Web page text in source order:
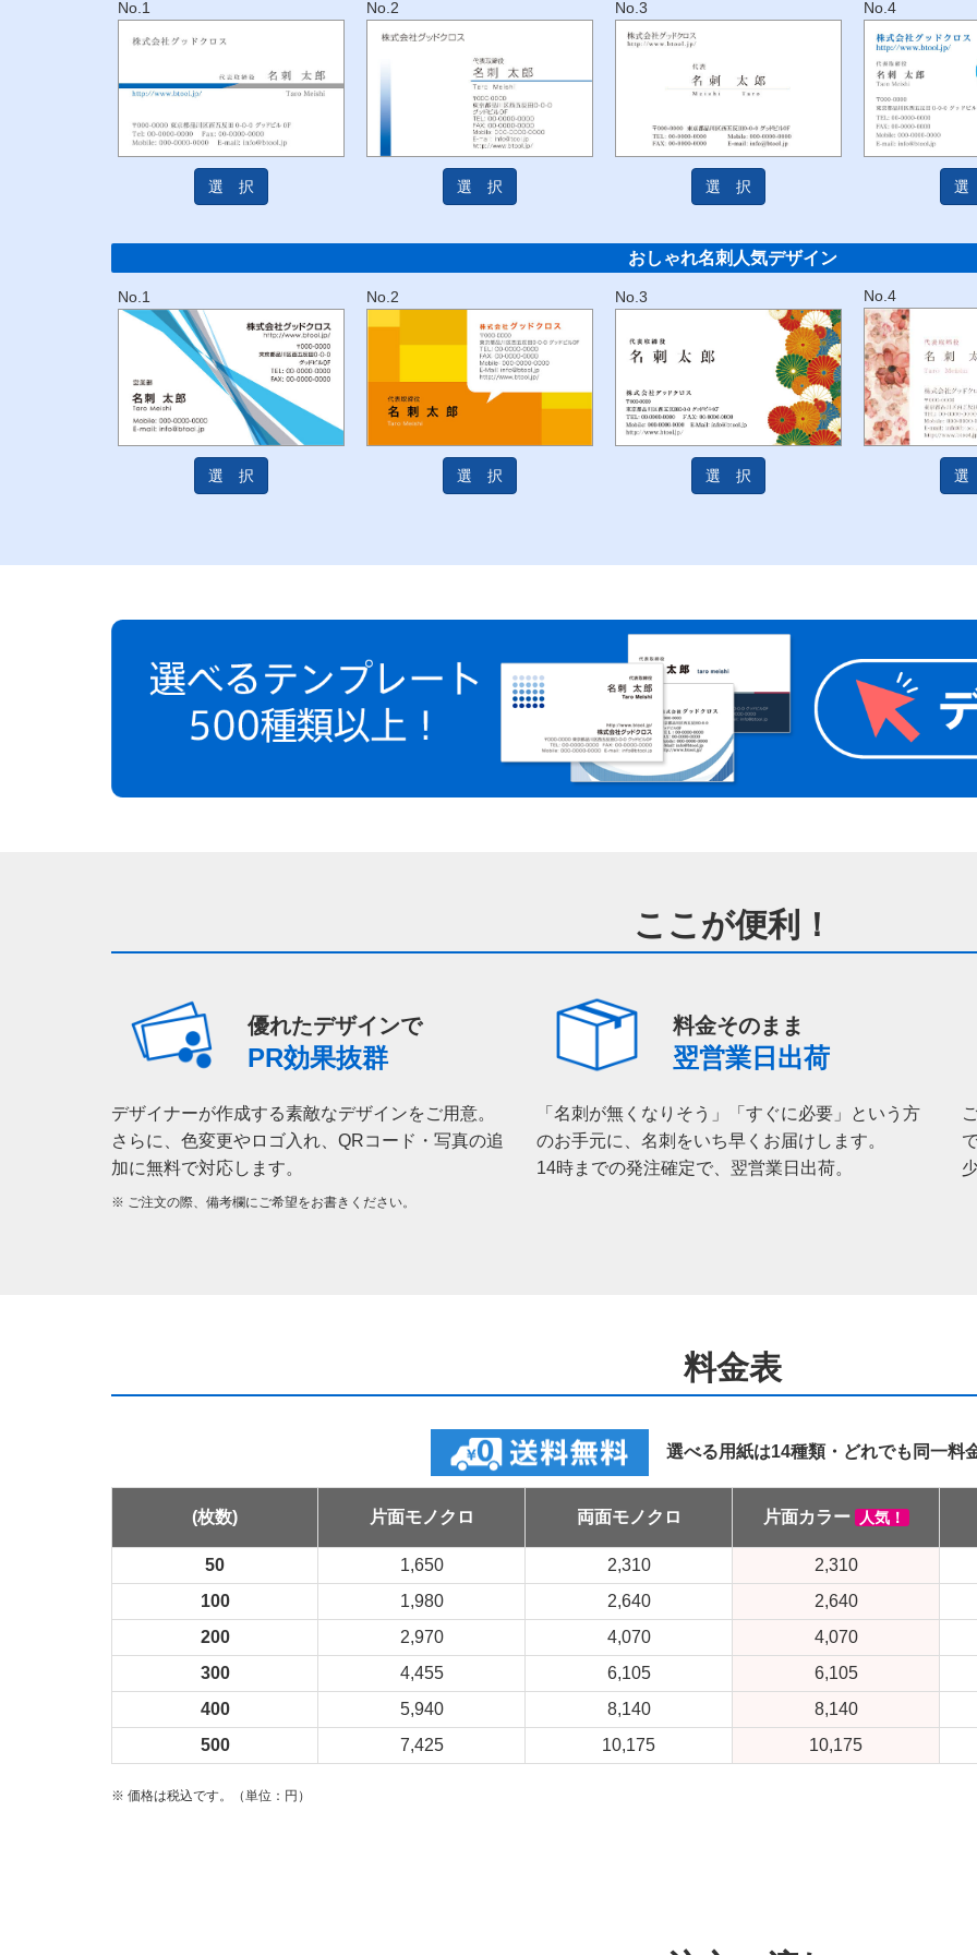
No.1
選 択
No.2
選 択
No.3
選 択
No.4
選
おしゃれ名刺 人気デザイン
No.1
選 択
No.2
選 択
No.3
選 択
No.4
選
ここが便利！
優れたデザインで
PR効果抜群
デザイナーが作成する素敵なデザインをご用意。
さらに、色変更やロゴ入れ、QRコード・写真の追
加に無料で対応します。
※ ご注文の際、備考欄にご希望をお書きください。
料金そのまま
翌営業日出荷
「名刺が無くなりそう」「すぐに必要」という方
のお手元に、名刺をいち早くお届けします。
14時までの発注確定で、翌営業日出荷。
料金表
選べる用紙は14種類・どれでも同一料
(枚数) 片面モノクロ 両面モノクロ 片面カラー 人気！
50 1,650 2,310
2,310
100
1,980 2,640
2,640
200
2,970 4,070
4,070
300
4,455 6,105
6,105
400
5,940 8,140
8,140
500
7,425 10,175 10,175
※ 価格は税込です。（単位：円）